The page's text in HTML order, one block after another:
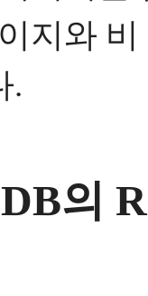
지와
.
의